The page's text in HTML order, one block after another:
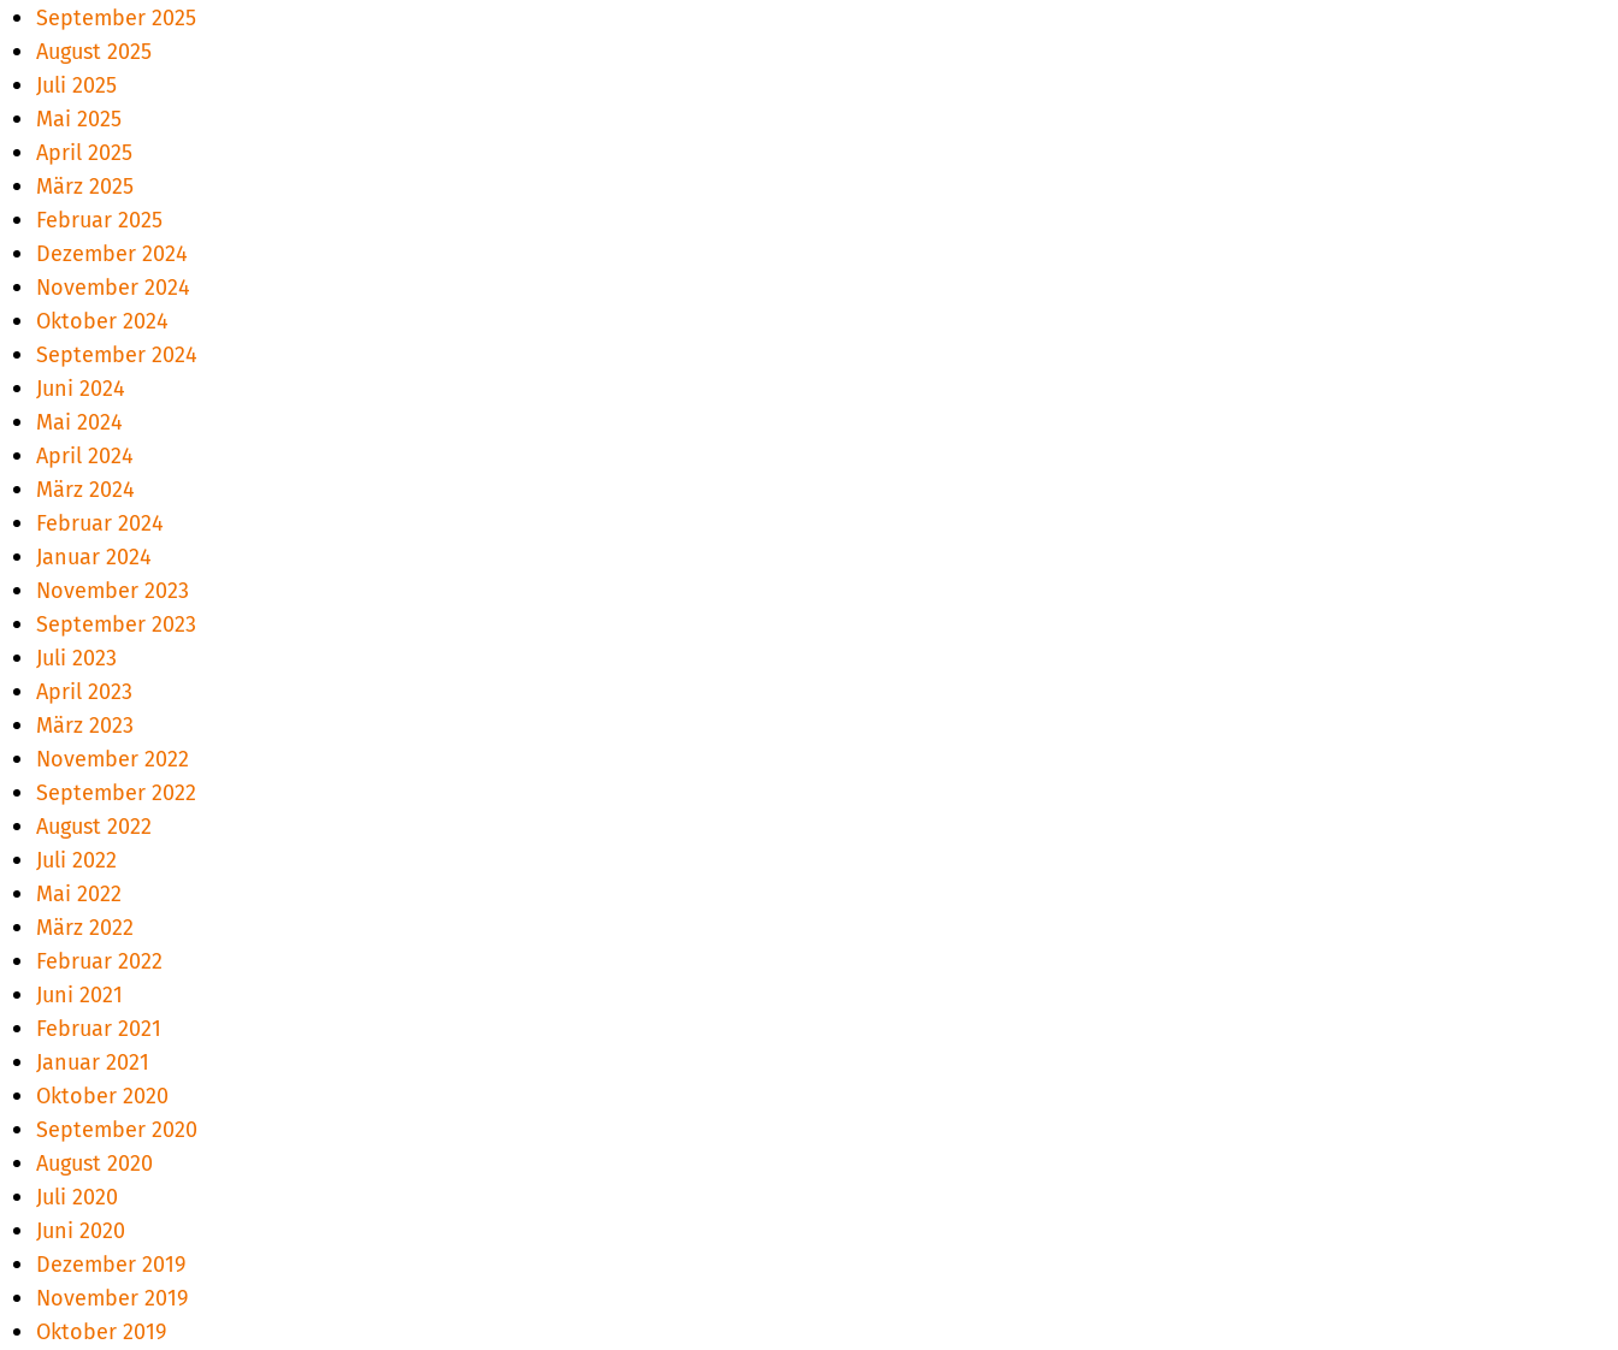
September 2025
August 2025
Juli 2025
Mai 2025
April 2025
März 2025
Februar 2025
Dezember 2024
November 2024
Oktober 2024
September 2024
Juni 2024
Mai 2024
April 2024
März 2024
Februar 2024
Januar 2024
November 2023
September 2023
Juli 2023
April 2023
März 2023
November 2022
September 2022
August 2022
Juli 2022
Mai 2022
März 2022
Februar 2022
Juni 2021
Februar 2021
Januar 2021
Oktober 2020
September 2020
August 2020
Juli 2020
Juni 2020
Dezember 2019
November 2019
Oktober 2019